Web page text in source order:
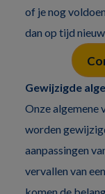
of je nog
dan op tijd
Gewijzigde
Onze algemene
worden
aanpassingen
vervallen van